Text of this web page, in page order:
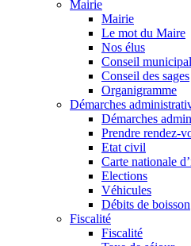
Mairie
Mairie
Le mot du Maire
Nos élus
Conseil municipal
Conseil des sages
Organigramme
Démarches
Démarches
Prendre rendez-
Etat civil
Carte nationale
Elections
Véhicules
Débits de boisson
Fiscalité
Fiscalité